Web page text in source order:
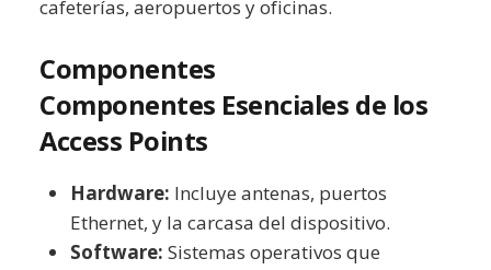
cafeterías, aeropuertos y oficinas.
Componentes
Componentes Esenciales de los
Access Points
Hardware: Incluye antenas, puertos
Ethernet, y la carcasa del dispositivo.
Software: Sistemas operativos que